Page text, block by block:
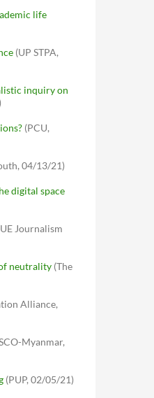
life
(UP STPA,
inquiry on
(PCU,
04/13/21)
digital space
Journalism
neutrality (The
Alliance,
Myanmar,
(PUP, 02/05/21)